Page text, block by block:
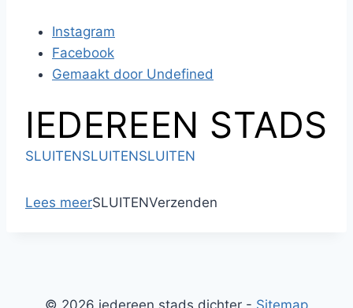
Instagram
Facebook
Gemaakt door Undefined
IEDEREEN
SLUITENSLUITENSLUITEN
Lees meerSLUITENVerzenden
© 2026 iedereen stads dichter - Sitemap